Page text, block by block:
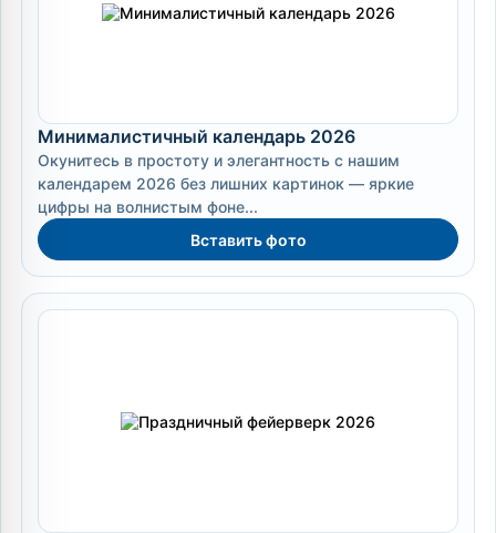
Минималистичный календарь 2026
Окунитесь в простоту и элегантность с нашим
календарем 2026 без лишних картинок — яркие
цифры на волнистым фоне...
Вставить фото